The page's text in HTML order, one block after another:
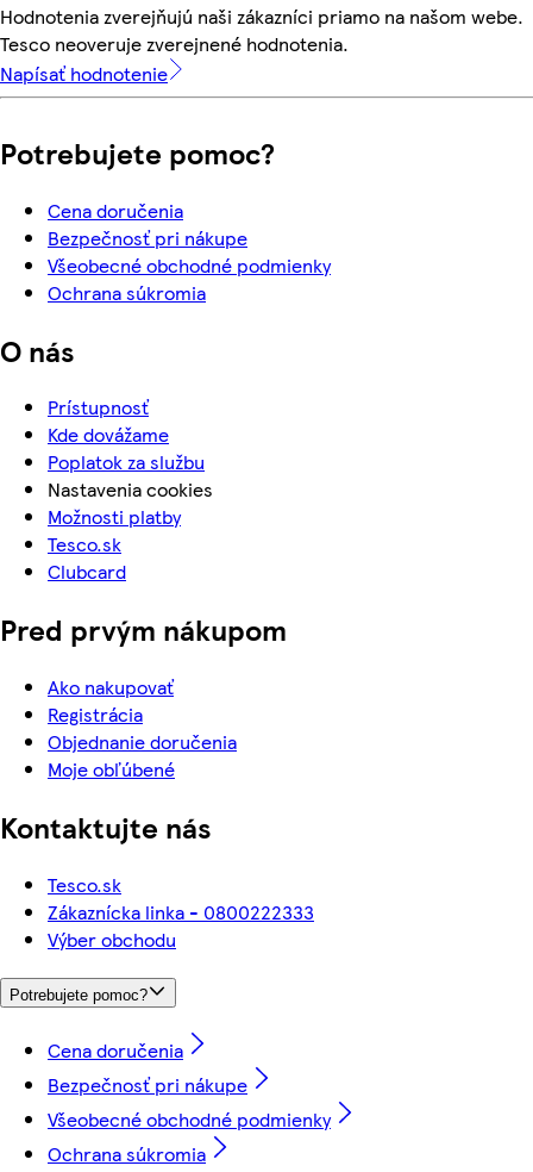
Hodnotenia zverejňujú naši zákazníci priamo na našom webe.
Tesco neoveruje zverejnené hodnotenia.
Napísať hodnotenie
Potrebujete pomoc?
Cena doručenia
Bezpečnosť pri nákupe
Všeobecné obchodné podmienky
Ochrana súkromia
O nás
Prístupnosť
Kde dovážame
Poplatok za službu
Nastavenia cookies
Možnosti platby
Tesco.sk
Clubcard
Pred prvým nákupom
Ako nakupovať
Registrácia
Objednanie doručenia
Moje obľúbené
Kontaktujte nás
Tesco.sk
Zákaznícka linka - 0800222333
Výber obchodu
Potrebujete pomoc?
Cena doručenia
Bezpečnosť pri nákupe
Všeobecné obchodné podmienky
Ochrana súkromia